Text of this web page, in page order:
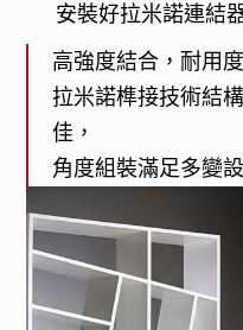
安裝好拉米諾連結
高強度結合，耐用
拉米諾榫接技術結
佳，
角度組裝滿足多變